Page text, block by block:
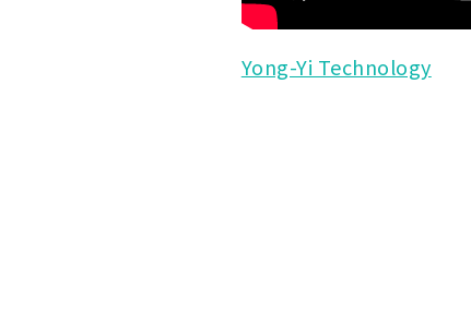
Yong-Yi Technology